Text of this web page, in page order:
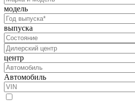
модель
выпуска
центр
Автомобиль